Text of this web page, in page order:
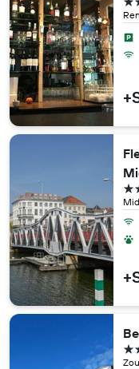
4
4